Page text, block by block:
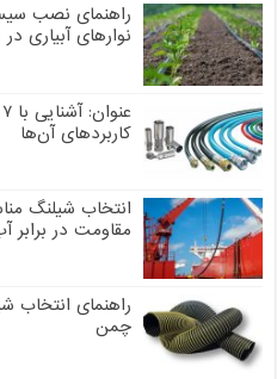
راهنمای نصب
نوارهای آبیاری
کاربردهای آن‌ها
انتخاب شیلنگ
مقاومت در برابر
راهنمای انتخاب
چمن